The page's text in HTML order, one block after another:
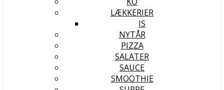
LÆKKERIER
IS
NYTÅR
PIZZA
SALATER
SAUCE
SMOOTHIE